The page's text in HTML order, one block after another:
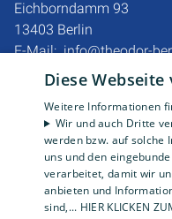
Eichborndamm 93
13403 Berlin
E-Mail: info@theodor-
030 4177940
Impressum
Datenschutzerklärung
Barrierefreiheitserklärung
Diese
Weitere Informationen
Wir und auch Dritte
werden bzw. auf solche
uns und den
verarbeitet, damit wir
anbieten und
sind,... HIER KLICKEN